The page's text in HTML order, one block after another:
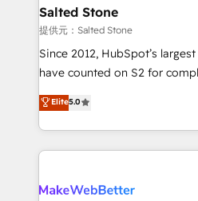
we turn complexity into
scale. 🏆 HubSpot’s CEO called us “the partner of the
future.” Others agree it is
measurable impact.
Salted Stone
提供元：Salted Stone
Since 2012, HubSpot’s
have counted on S2 for
management, systems
solutions that deliver
transform brand experiences As one of the few full-
service creative agencies in
winning design to build
Elite5.0